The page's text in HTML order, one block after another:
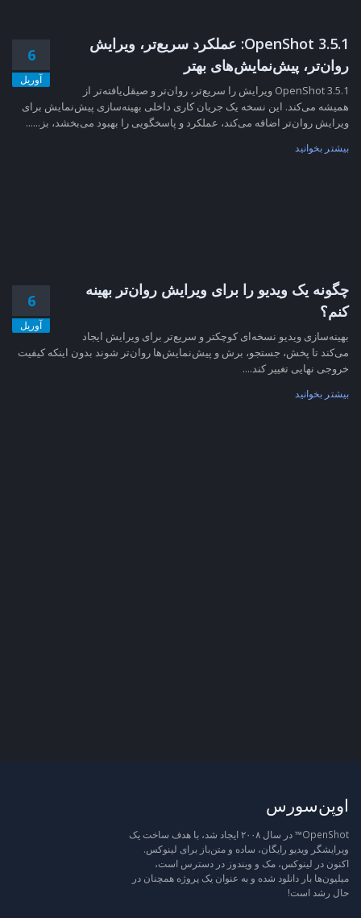
6
آوریل
OpenShot 3.5.1: عملکرد سریع‌تر، ویرایش
روان‌تر، پیش‌نمایش‌های بهتر
OpenShot 3.5.1 ویرایش را سریع‌تر، روان‌تر و صیقل‌یافته‌تر از
همیشه می‌کند. این نسخه یک جریان کاری داخلی بهینه‌سازی پیش‌نمایش برای
ویرایش روان‌تر اضافه می‌کند، عملکرد و پاسخگویی را بهبود می‌بخشد، بز......
بیشتر بخوانید
6
آوریل
چگونه یک ویدیو را برای ویرایش روان‌تر بهینه
کنم؟
بهینه‌سازی ویدیو نسخه‌ای کوچکتر و سریع‌تر برای ویرایش ایجاد
می‌کند تا پخش، جستجو، برش و پیش‌نمایش‌ها روان‌تر شوند بدون اینکه کیفیت
خروجی نهایی تغییر کند....
بیشتر بخوانید
اوپن‌سورس
OpenShot™ در سال ۲۰۰۸ ایجاد شد، با هدف ساخت یک
ویرایشگر ویدیو رایگان، ساده و متن‌باز برای لینوکس.
اکنون در لینوکس، مک و ویندوز در دسترس است،
میلیون‌ها بار دانلود شده و به عنوان یک پروژه همچنان در
حال رشد است!